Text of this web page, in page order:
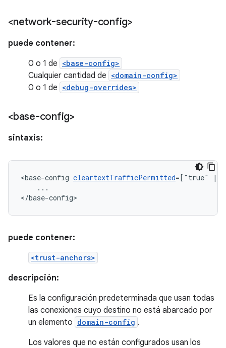
<network-security-config>
puede contener:
0 o 1 de <base-config>
Cualquier cantidad de <domain-config>
0 o 1 de <debug-overrides>
<base-config>
sintaxis:
<base-config cleartextTrafficPermitted=["true"
|
...
</base-config>
puede contener:
<trust-anchors>
descripción:
Es la configuración predeterminada que usan todas
las conexiones cuyo destino no está abarcado por
un elemento domain-config .
Los valores que no están configurados usan los